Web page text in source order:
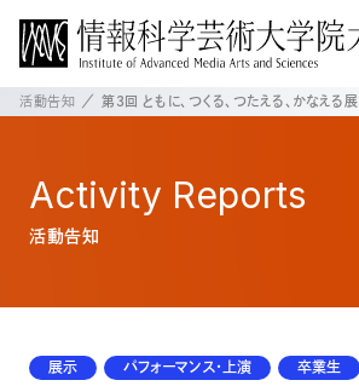
活動告知 第３回 ともに、つくる、つたえる、かなえる展
Activity Reports
活動告知
展示 パフォーマンス・上演 卒業生